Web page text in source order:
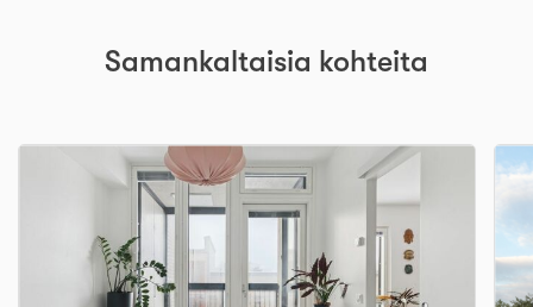
Samankaltaisia kohteita